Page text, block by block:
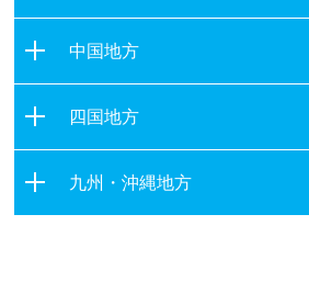
福島県
埼玉県
千葉県
東京都
神奈川県
石川県
福井県
山梨県
長野県
岐阜県
大阪府
兵庫県
奈良県
和歌山県
中国地方
岡山県
広島県
四国地方
九州・沖縄地方